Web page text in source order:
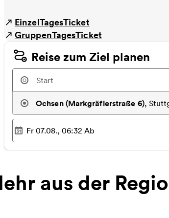
EinzelTagesTicket
GruppenTagesTicket
Reise zum Ziel planen
Ochsen (Markgräflerstraße 6),
Ausgewählter Zeitpunkt
Fr 07.08., 06:32 Ab
aus der